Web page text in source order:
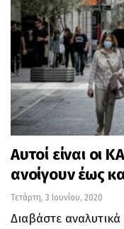
Αυτοί είναι οι
ανοίγουν έως
Τετάρτη, 3 Ιουνίου, 2020
Διαβάστε αναλυτικά